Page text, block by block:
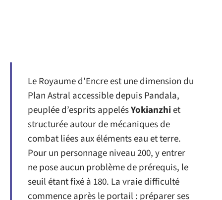
Le Royaume d’Encre est une dimension du
Plan Astral accessible depuis Pandala,
peuplée d’esprits appelésYokianzhiet
structurée autour de mécaniques de
combat liées aux éléments eau et terre.
Pour un personnage niveau 200, y entrer
ne pose aucun problème de prérequis, le
seuil étant fixé à 180. La vraie difficulté
commence après le portail : préparer ses